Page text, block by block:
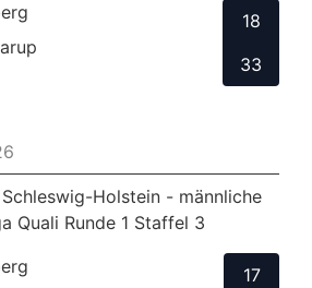
18
33
Holstein - männliche
Quali Runde 1 Staffel 3
17